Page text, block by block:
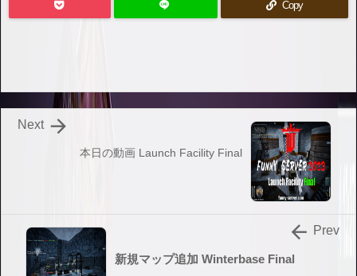
Copy
本日の動画 Launch Facility Final

Next
新規マップ追加 Winterbase Final
 Prev